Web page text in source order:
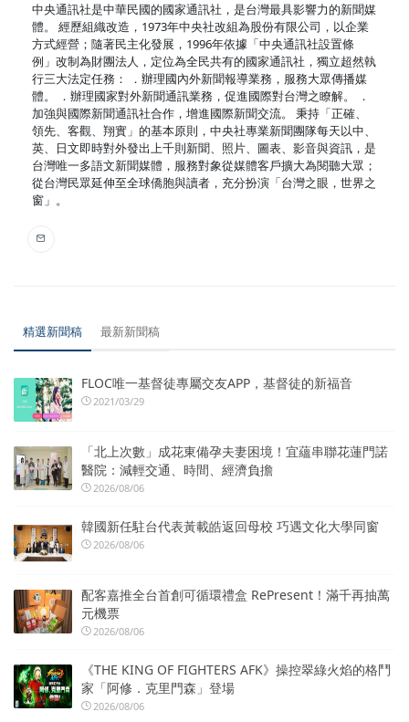
中央通訊社是中華民國的國家通訊社，是台灣最具影響力的新聞媒
體。 經歷組織改造，1973年中央社改組為股份有限公司，以企業
方式經營；隨著民主化發展，1996年依據「中央通訊社設置條
例」改制為財團法人，定位為全民共有的國家通訊社，獨立超然執
行三大法定任務： ．辦理國內外新聞報導業務，服務大眾傳播媒
體。 ．辦理國家對外新聞通訊業務，促進國際對台灣之瞭解。 ．
加強與國際新聞通訊社合作，增進國際新聞交流。 秉持「正確、
領先、客觀、翔實」的基本原則，中央社專業新聞團隊每天以中、
英、日文即時對外發出上千則新聞、照片、圖表、影音與資訊，是
台灣唯一多語文新聞媒體，服務對象從媒體客戶擴大為閱聽大眾；
從台灣民眾延伸至全球僑胞與讀者，充分扮演「台灣之眼，世界之
窗」。
精選新聞稿 最新新聞稿
FLOC唯一基督徒專屬交友APP，基督徒的新福音
2021/03/29
「北上次數」成花東備孕夫妻困境！宜蘊串聯花蓮門諾
醫院：減輕交通、時間、經濟負擔
2026/08/06
韓國新任駐台代表黃載皓返回母校 巧遇文化大學同窗
2026/08/06
配客嘉推全台首創可循環禮盒 RePresent！滿千再抽萬
元機票
2026/08/06
《THE KING OF FIGHTERS AFK》操控翠綠火焰的格鬥
家「阿修．克里門森」登場
2026/08/06